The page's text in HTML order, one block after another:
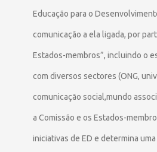
Educação para o
comunicação a ela ligada, por
Estados-membros”, incluindo o
com diversos sectores (ONG,
comunicação social,mundo
a Comissão e os Estados-
iniciativas de ED e determina